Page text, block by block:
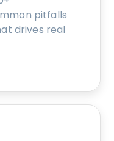
pitfalls
drives real